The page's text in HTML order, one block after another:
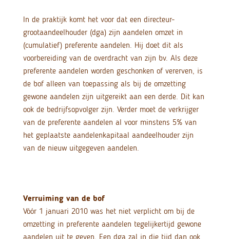
In de praktijk komt het voor dat een directeur-
grootaandeelhouder (dga) zijn aandelen omzet in
(cumulatief) preferente aandelen. Hij doet dit als
voorbereiding van de overdracht van zijn bv. Als deze
preferente aandelen worden geschonken of vererven, is
de bof alleen van toepassing als bij de omzetting
gewone aandelen zijn uitgereikt aan een derde. Dit kan
ook de bedrijfsopvolger zijn. Verder moet de verkrijger
van de preferente aandelen al voor minstens 5% van
het geplaatste aandelenkapitaal aandeelhouder zijn
van de nieuw uitgegeven aandelen.
Verruiming van de bof
Vóór 1 januari 2010 was het niet verplicht om bij de
omzetting in preferente aandelen tegelijkertijd gewone
aandelen uit te geven. Een dga zal in die tijd dan ook